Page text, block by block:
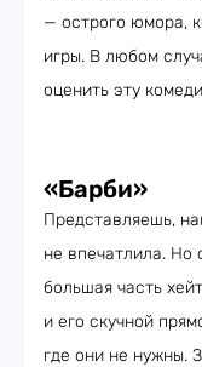
— острого юмора,
игры. В любом
оценить эту
«Барби»
Представляешь,
не впечатлила. Но
большая часть
и его скучной
где они не нужны.